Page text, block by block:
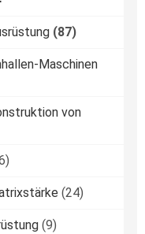
(87)
Maschinen
von
(24)
(9)